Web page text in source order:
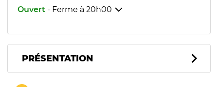
Ouvert - Ferme à 20h00
PRÉSENTATION